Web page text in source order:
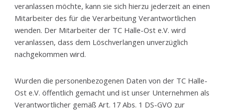
veranlassen möchte, kann sie sich hierzu jederzeit an einen
Mitarbeiter des für die Verarbeitung Verantwortlichen
wenden. Der Mitarbeiter der TC Halle-Ost e.V. wird
veranlassen, dass dem Löschverlangen unverzüglich
nachgekommen wird.
Wurden die personenbezogenen Daten von der TC Halle-
Ost e.V. öffentlich gemacht und ist unser Unternehmen als
Verantwortlicher gemäß Art. 17 Abs. 1 DS-GVO zur